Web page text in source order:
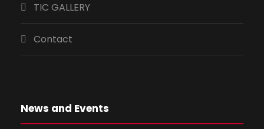
TIC GALLERY
Contact
News and Events